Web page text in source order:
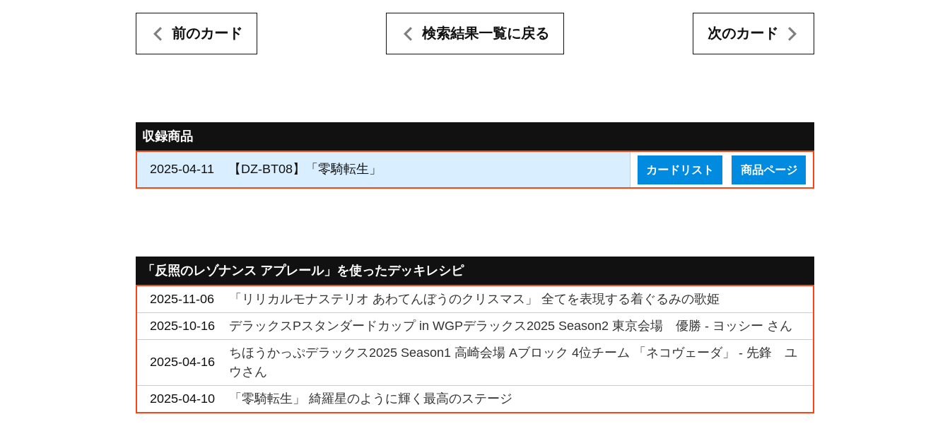
前のカード 検索結果一覧に戻る 次のカード
収録商品
2025-04-11 【DZ-BT08】「零騎転生」 カードリスト 商品ページ
「反照のレゾナンス アプレール」を使ったデッキレシピ
2025-11-06
「リリカルモナステリオ あわてんぼうのクリスマス」 全てを表現する着ぐるみの歌姫
2025-10-16
デラックスPスタンダードカップ in WGPデラックス2025 Season2 東京会場 優勝 - ヨッシー さん
2025-04-16
ちほうかっぷデラックス2025 Season1 高崎会場 Aブロック 4位チーム 「ネコヴェーダ」 - 先鋒 ユ
ウさん
2025-04-10
「零騎転生」 綺羅星のように輝く最高のステージ